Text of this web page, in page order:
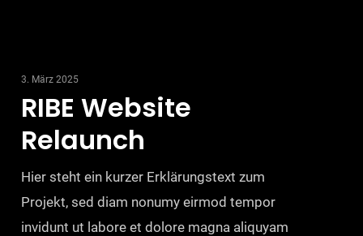
3. März 2025
RIBE Website
Relaunch
Hier steht ein kurzer Erklärungstext zum
Projekt, sed diam nonumy eirmod tempor
invidunt ut labore et dolore magna aliquyam